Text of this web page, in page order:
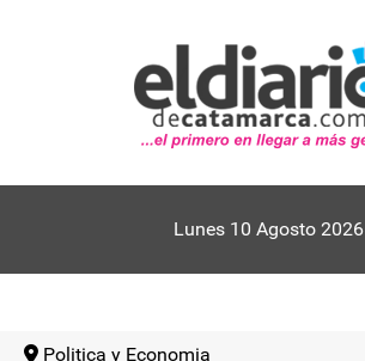
Lunes 10 Agosto 2026
Politica y Economia